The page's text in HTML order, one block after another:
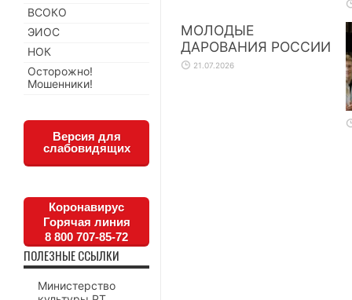
МОЛОДЫЕ
ДАРОВАНИЯ РОССИИ
21.07.2026
ВСОКО
ЭИОС
НОК
Осторожно!
Мошенники!
Версия для
слабовидящих
Коронавирус
Горячая линия
8 800 707-85-72
ПОЛЕЗНЫЕ ССЫЛКИ
Министерство